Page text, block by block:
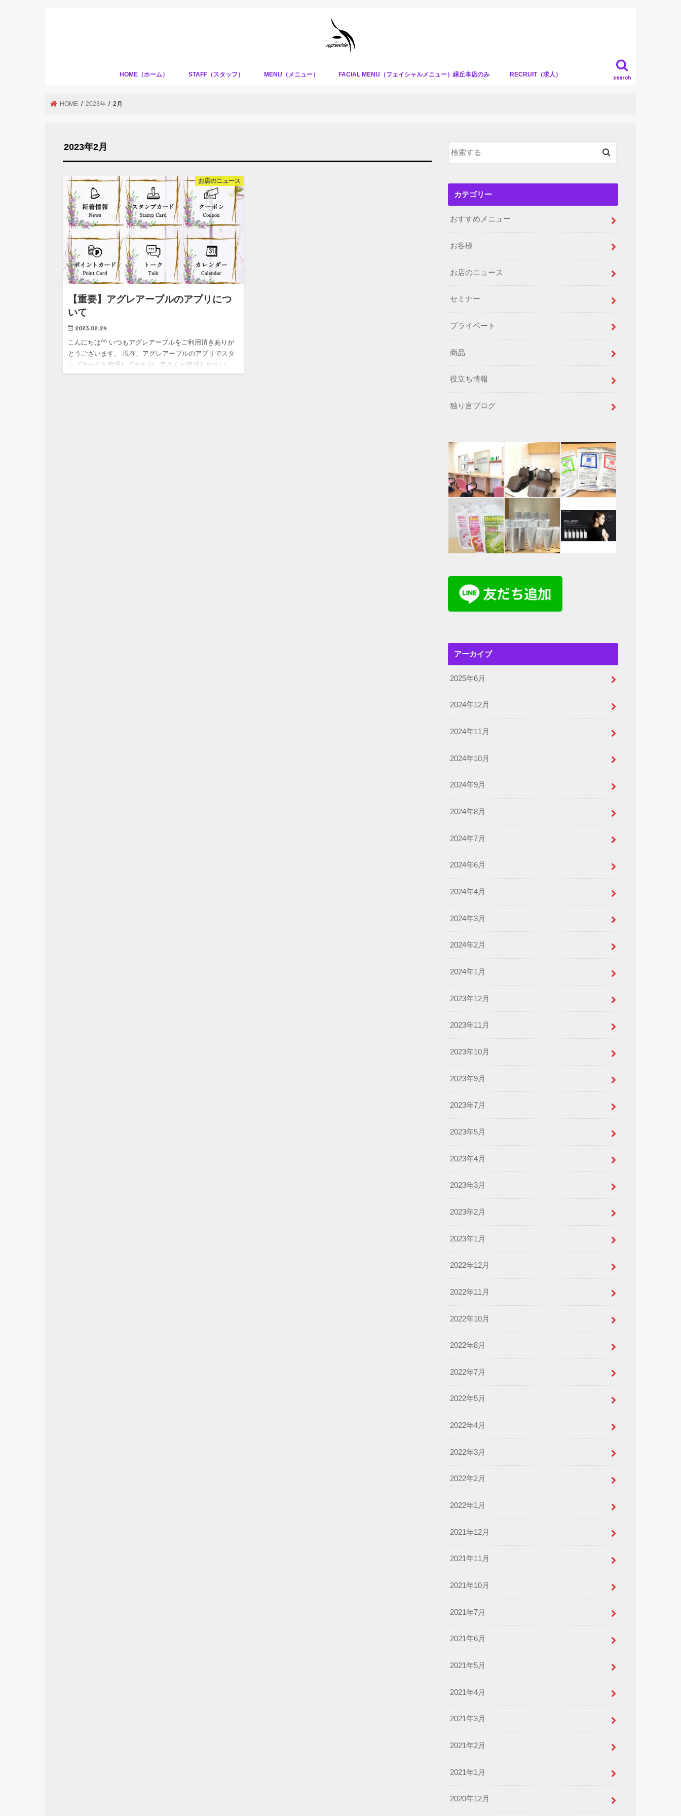
search
HOME（ホーム） STAFF（スタッフ） MENU（メニュー） FACIAL MENU（フェイシャルメニュー）緑丘本店のみ RECRUIT（求人）
HOME 2023年 2月
2023年2月
お店のニュース
【重要】アグレアーブルのアプリにつ
いて
2023.02.24
こんにちは^^ いつもアグレアーブルをご利用頂きありが
とうございます。 現在、アグレアーブルのアプリでスタ
ンプカードを管理してますが、皆さんが管理しやすい、
手軽なものにする為に少しずつのLINEのポイントカード
カテゴリー
おすすめメニュー
お客様
お店のニュース
セミナー
プライベート
商品
役立ち情報
独り言ブログ
アーカイブ
2025年6月
2024年12月
2024年11月
2024年10月
2024年9月
2024年8月
2024年7月
2024年6月
2024年4月
2024年3月
2024年2月
2024年1月
2023年12月
2023年11月
2023年10月
2023年9月
2023年7月
2023年5月
2023年4月
2023年3月
2023年2月
2023年1月
2022年12月
2022年11月
2022年10月
2022年8月
2022年7月
2022年5月
2022年4月
2022年3月
2022年2月
2022年1月
2021年12月
2021年11月
2021年10月
2021年7月
2021年6月
2021年5月
2021年4月
2021年3月
2021年2月
2021年1月
2020年12月